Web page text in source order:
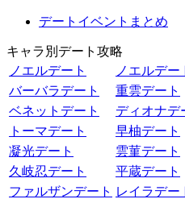
デートイベントまとめ
キャラ別デート攻略
ノエルデート
ノエルデー
バーバラデート
重雲デート
ベネットデート
ディオナデ
トーマデート
早柚デート
凝光デート
雲菫デート
久岐忍デート
平蔵デート
ファルザンデート レイラデー